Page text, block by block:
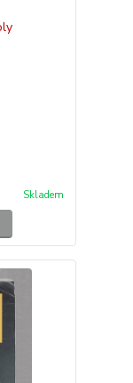
Skladem